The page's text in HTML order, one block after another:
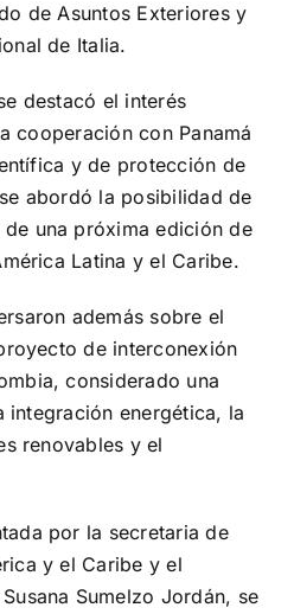
de Asuntos Exteriores y
de Italia.
destacó el interés
cooperación con Panamá
y de protección de
abordó la posibilidad de
de una próxima edición de
Latina y el Caribe.
además sobre el
de interconexión
considerado una
integración energética, la
renovables y el
por la secretaria de
y el Caribe y el
Sumelzo Jordán, se